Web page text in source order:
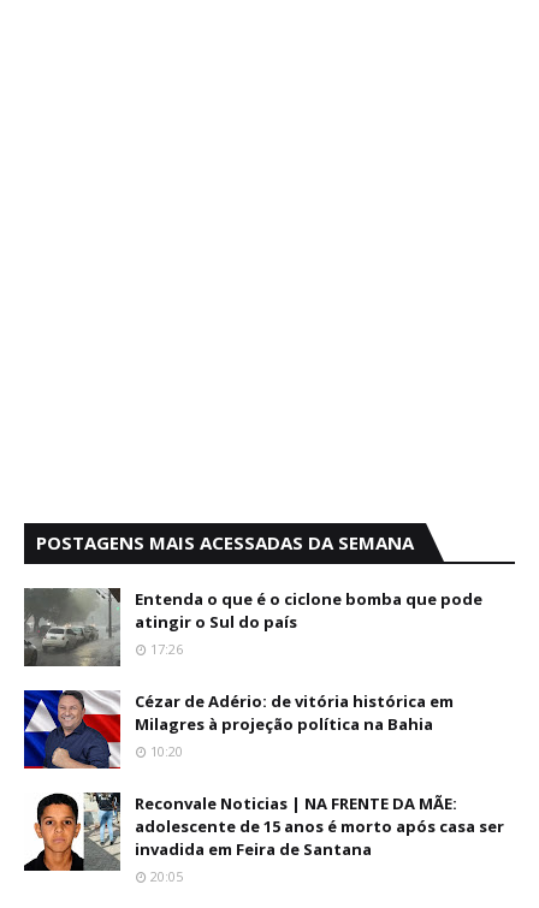
POSTAGENS MAIS ACESSADAS DA SEMANA
Entenda o que é o ciclone bomba que pode
atingir o Sul do país
17:26
Cézar de Adério: de vitória histórica em
Milagres à projeção política na Bahia
10:20
Reconvale Noticias | NA FRENTE DA MÃE:
adolescente de 15 anos é morto após casa ser
invadida em Feira de Santana
20:05